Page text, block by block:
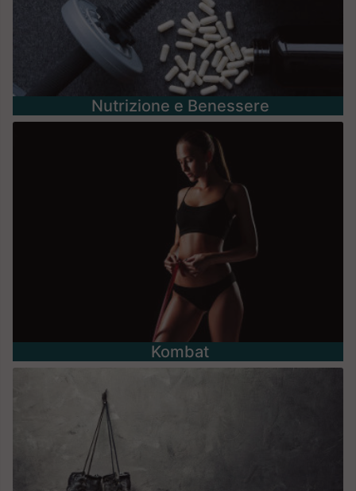
Nutrizione e Benessere
Kombat